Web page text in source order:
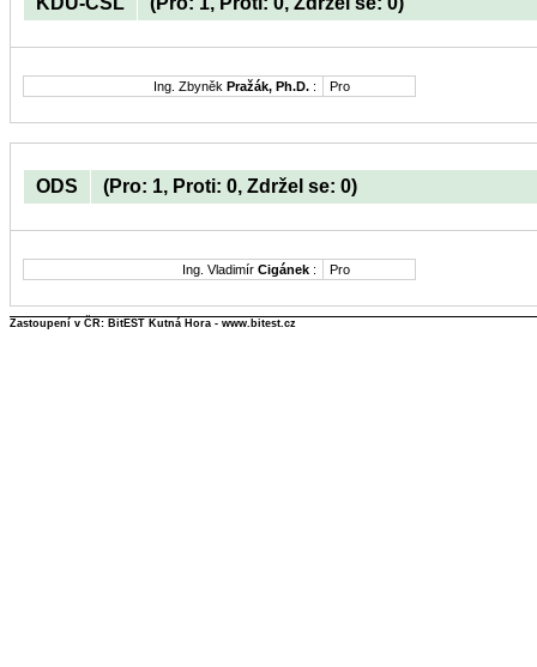
Ing. Zbyněk Pražák, Ph.D. : Pro
ODS (Pro: 1, Proti: 0, Zdržel se: 0)
Ing. Vladimír Cigánek : Pro
Zastoupení v ČR: BitEST Kutná Hora - www.bitest.cz